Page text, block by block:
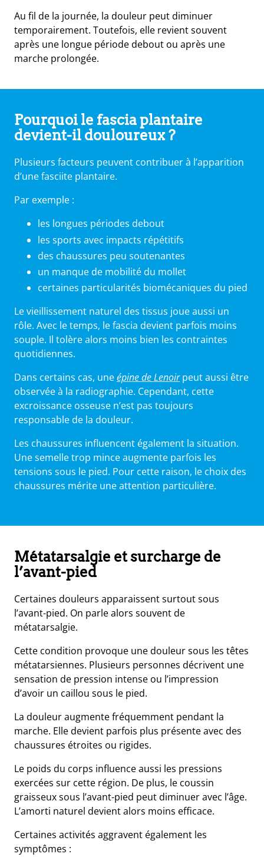
Au fil de la journée, la douleur peut diminuer
temporairement. Toutefois, elle revient souvent
après une longue période debout ou après une
marche prolongée.
Pourquoi le fascia plantaire
devient-il douloureux ?
Plusieurs facteurs peuvent contribuer à l’apparition
d’une fasciite plantaire.
Par exemple :
les longues périodes debout
les sports avec impacts répétitifs
des chaussures peu soutenantes
un manque de mobilité du mollet
certaines particularités biomécaniques du pied
Le vieillissement naturel des tissus joue aussi un
rôle. Avec le temps, le fascia devient parfois moins
souple. Il tolère alors moins bien les contraintes
quotidiennes.
Dans certains cas, uneépine de Lenoirpeut aussi être
observée à la radiographie. Cependant, cette
excroissance osseuse n’est pas toujours
responsable de la douleur.
Les chaussures influencent également la situation.
Une semelle trop mince augmente parfois les
tensions sous le pied. Pour cette raison, le choix des
chaussures mérite une attention particulière.
Métatarsalgie et surcharge de
l’avant-pied
Certaines douleurs apparaissent surtout sous
l’avant-pied. On parle alors souvent de
métatarsalgie.
Cette condition provoque une douleur sous les têtes
métatarsiennes. Plusieurs personnes décrivent une
sensation de pression intense ou l’impression
d’avoir un caillou sous le pied.
La douleur augmente fréquemment pendant la
marche. Elle devient parfois plus présente avec des
chaussures étroites ou rigides.
Le poids du corps influence aussi les pressions
exercées sur cette région. De plus, le coussin
graisseux sous l’avant-pied peut diminuer avec l’âge.
L’amorti naturel devient alors moins efficace.
Certaines activités aggravent également les
symptômes :